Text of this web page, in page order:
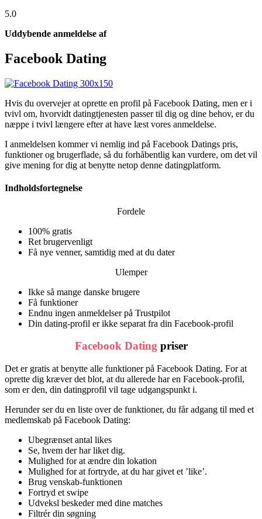
5.0
Uddybende anmeldelse af
Facebook Dating
Hvis du overvejer at oprette en profil på Facebook Dating, men er i
tvivl om, hvorvidt datingtjenesten passer til dig og dine behov, er du
næppe i tvivl længere efter at have læst vores anmeldelse.
I anmeldelsen kommer vi nemlig ind på Facebook Datings pris,
funktioner og brugerflade, så du forhåbentlig kan vurdere, om det vil
give mening for dig at benytte netop denne datingplatform.
Indholdsfortegnelse
Fordele
100% gratis
Ret brugervenligt
Få nye venner, samtidig med at du dater
Ulemper
Ikke så mange danske brugere
Få funktioner
Endnu ingen anmeldelser på Trustpilot
Din dating-profil er ikke separat fra din Facebook-profil
Facebook Dating priser
Det er gratis at benytte alle funktioner på Facebook Dating. For at
oprette dig kræver det blot, at du allerede har en Facebook-profil,
som er den, din datingprofil vil tage udgangspunkt i.
Herunder ser du en liste over de funktioner, du får adgang til med et
medlemskab på Facebook Dating:
Ubegrænset antal likes
Se, hvem der har liket dig.
Mulighed for at ændre din lokation
Mulighed for at fortryde, at du har givet et ’like’.
Brug venskab-funktionen
Fortryd et swipe
Udveksl beskeder med dine matches
Filtrér din søgning